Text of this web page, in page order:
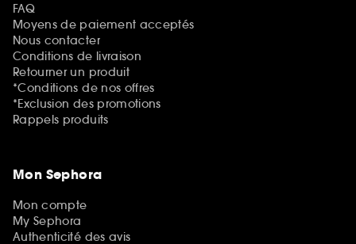
FAQ
Moyens de paiement acceptés
Nous contacter
Conditions de livraison
Retourner un produit
*Conditions de nos offres
*Exclusion des promotions
Rappels produits
Mon Sephora
Mon compte
My Sephora
Authenticité des avis